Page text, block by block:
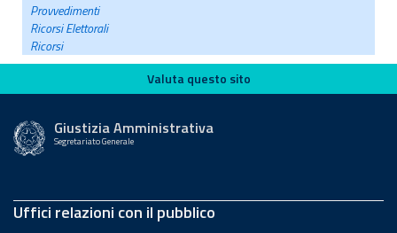
Provvedimenti
Ricorsi Elettorali
Ricorsi
Valuta questo sito
Valuta questo sito
Giustizia Amministrativa
Segretariato Generale
Uffici relazioni con il pubblico